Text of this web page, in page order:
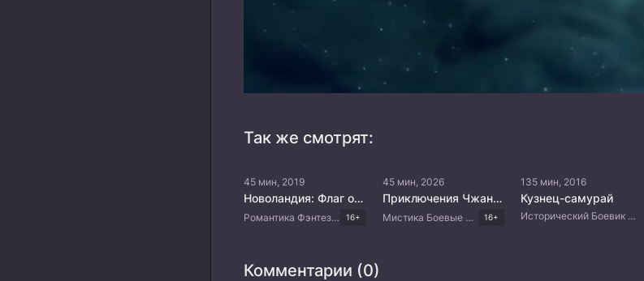
Так же смотрят:
45 мин, 2019
Новоландия: Флаг орла
Романтика Фэнтези Боевые искусства Китайские дорамы 16+
45 мин, 2026
Приключения Чжань Чжао
Мистика Боевые искусства Китайские дорамы Дорамы 2026 16+
135 мин, 2016
Кузнец-самурай
Исторический Боевик Драма Японские дорамы
Комментарии (0)